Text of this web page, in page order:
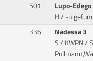
501
Lupo-Edego
H / -
336
Nadessa 3
S / KWPN /